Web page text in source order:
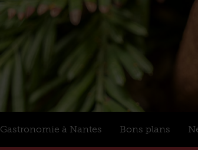
Gastronomie à Nantes Bons plans